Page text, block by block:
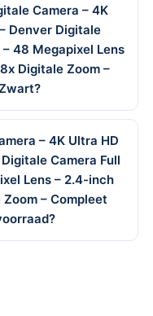
Camera – 4K
Denver Digitale
48 Megapixel Lens
Digitale Zoom –
– 4K Ultra HD
Camera Full
Lens – 2.4-inch
– Compleet